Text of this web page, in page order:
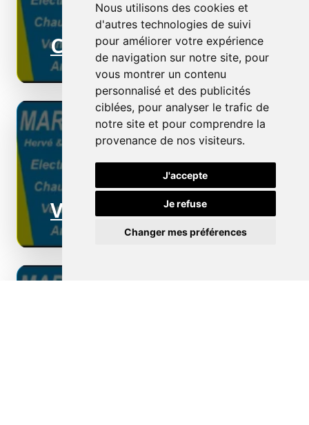
Nous utilisons des cookies et
d'autres technologies de suivi
pour améliorer votre expérience
de navigation sur notre site, pour
vous montrer un contenu
personnalisé et des publicités
ciblées, pour analyser le trafic de
notre site et pour comprendre la
provenance de nos visiteurs.
J'accepte
Je refuse
Changer mes préférences
Chauffage électrique
Ventilation